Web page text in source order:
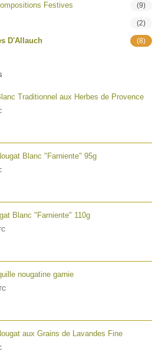
Festives (9)
(2)
D'Allauch (8)
Traditionnel aux Herbes de Provence
Blanc "Farniente" 95g
Blanc "Farniente" 110g
nougatine garnie
aux Grains de Lavandes Fine